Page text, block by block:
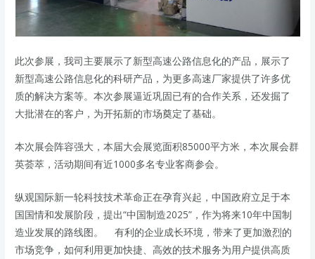
此次参展，我司主要展示了新型高速公路信息化的产品，展示了
新型高速公路信息化的科研产品，为更多高速厂家提供了许多优
质的解决方案等。本次参展逼近巩固已有的合作关系，还发掘了
大批潜在的客户，为开拓新的市场奠定了基础。
本次展会阵容强大，本届大会展览面积85000平方米，本次展会群
英荟萃，活动期间有近1000多名专业客商参会。
纵观国际新一轮科技技术革命正在孕育兴起，中国政府立足于本
国国情和发展阶段，提出“中国制造2025”，作为将来10年中国制
造业发展的路线图。 有利的企业成长环境，带来了更加激烈的
市场竞争，如何利用更加快捷、高效的技术服务为用户提供高质